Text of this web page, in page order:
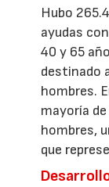
Hubo
ayudas
40 y 65
destinado
hombres.
mayoría
hombres,
que